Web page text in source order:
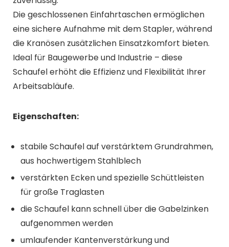
Die geschlossenen Einfahrtaschen ermöglichen
eine sichere Aufnahme mit dem Stapler, während
die Kranösen zusätzlichen Einsatzkomfort bieten.
Ideal für Baugewerbe und Industrie – diese
Schaufel erhöht die Effizienz und Flexibilität Ihrer
Arbeitsabläufe.
Eigenschaften:
stabile Schaufel auf verstärktem Grundrahmen,
aus hochwertigem Stahlblech
verstärkten Ecken und spezielle Schüttleisten
für große Traglasten
die Schaufel kann schnell über die Gabelzinken
aufgenommen werden
umlaufender Kantenverstärkung und